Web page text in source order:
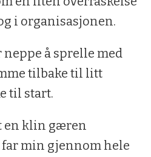
i organisasjonen.
å sprelle med
tilbake til litt
til start.
en klin gæren
min gjennom hele